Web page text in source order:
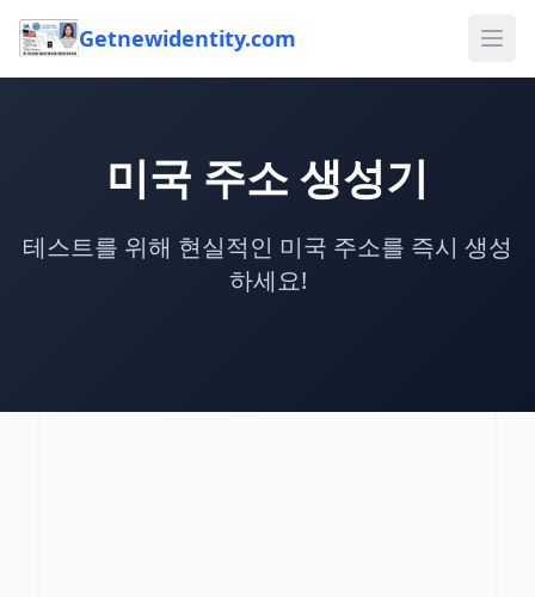
Getnewidentity.com
미국 주소 생성기
테스트를 위해 현실적인 미국 주소를 즉시 생성
하세요!